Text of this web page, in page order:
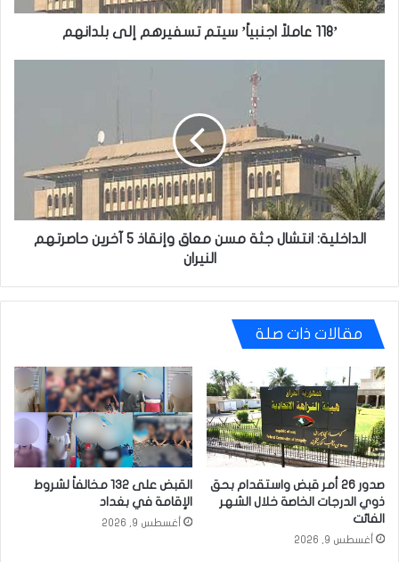
’118 عاملاً اجنبياً’ سيتم تسفيرهم إلى بلدانهم
وإنقاذ
5
آخرين
حاصرتهم
النيران
الداخلية: انتشال جثة مسن معاق وإنقاذ 5 آخرين حاصرتهم
النيران
مقالات ذات صلة
صدور 26 أمر قبض واستقدام بحق
ذوي الدرجات الخاصة خلال الشهر
الفائت
أغسطس 9, 2026
القبض على 132 مخالفاً لشروط
الإقامة في بغداد
أغسطس 9, 2026